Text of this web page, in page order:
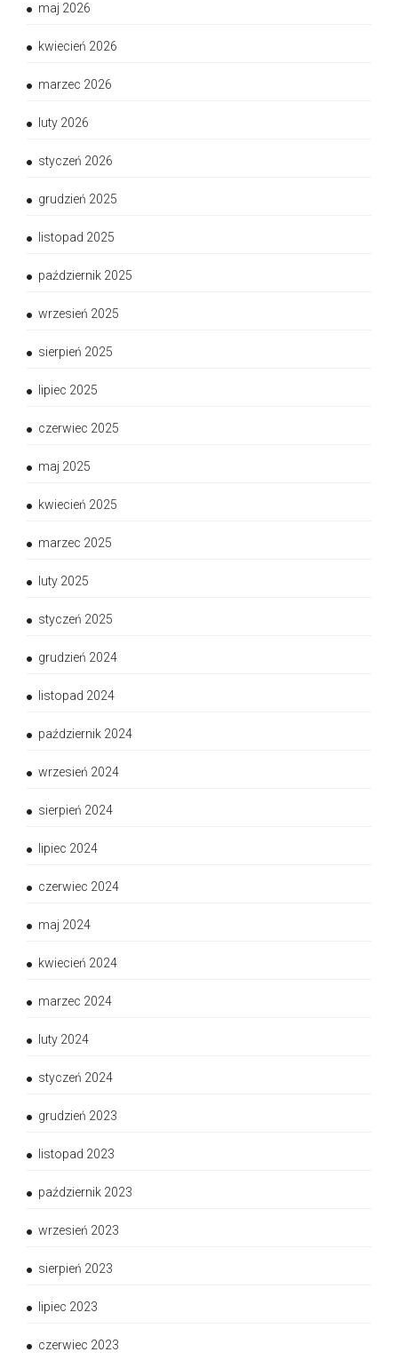
maj 2026
kwiecień 2026
marzec 2026
luty 2026
styczeń 2026
grudzień 2025
listopad 2025
październik 2025
wrzesień 2025
sierpień 2025
lipiec 2025
czerwiec 2025
maj 2025
kwiecień 2025
marzec 2025
luty 2025
styczeń 2025
grudzień 2024
listopad 2024
październik 2024
wrzesień 2024
sierpień 2024
lipiec 2024
czerwiec 2024
maj 2024
kwiecień 2024
marzec 2024
luty 2024
styczeń 2024
grudzień 2023
listopad 2023
październik 2023
wrzesień 2023
sierpień 2023
lipiec 2023
czerwiec 2023